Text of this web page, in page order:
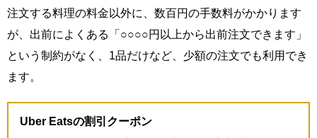
注文する料理の料金以外に、数百円の手数料がかかります
が、出前によくある「○○○○円以上から出前注文できます」
という制約がなく、1品だけなど、少額の注文でも利用でき
ます。
Uber Eatsの割引クーポン